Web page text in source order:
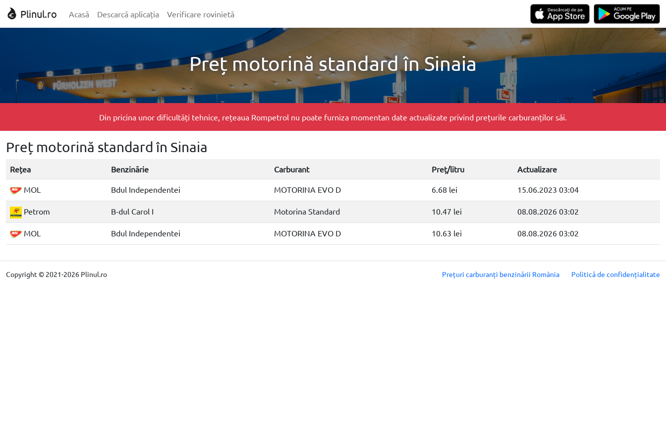
Plinul.ro Acasă Descarcă aplicația Verificare rovinietă
Preț motorină standard în Sinaia
Din pricina unor dificultăți tehnice, rețeaua Rompetrol nu poate furniza momentan date actualizate privind prețurile carburanților săi.
Preț motorină standard în Sinaia
Rețea Benzinărie Carburant Preț/litru Actualizare
MOL Bdul Independentei MOTORINA EVO D 6.68 lei 15.06.2023 03:04
Petrom B-dul Carol I Motorina Standard 10.47 lei 08.08.2026 03:02
MOL Bdul Independentei MOTORINA EVO D 10.63 lei 08.08.2026 03:02
Copyright © 2021-2026 Plinul.ro Prețuri carburanți benzinării România Politică de confidențialitate